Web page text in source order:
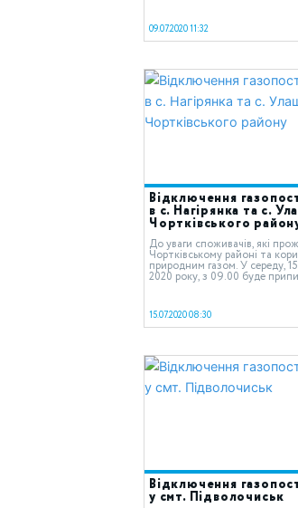
09.07.2020 11:32
Відключення
в с. Нагірянка та с.
Чортківського
До уваги споживачів, які
Чортківському районі та
природним газом. У середу,
2020 року, з 09.00 буде
15.07.2020 08:30
Відключення
у смт. Підволочиськ